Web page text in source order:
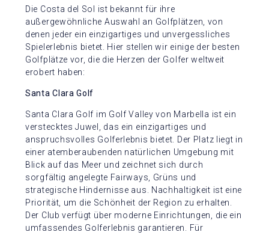
Die Costa del Sol ist bekannt für ihre
außergewöhnliche Auswahl an Golfplätzen, von
denen jeder ein einzigartiges und unvergessliches
Spielerlebnis bietet. Hier stellen wir einige der besten
Golfplätze vor, die die Herzen der Golfer weltweit
erobert haben:
Santa Clara Golf
Santa Clara Golf im Golf Valley von Marbella ist ein
verstecktes Juwel, das ein einzigartiges und
anspruchsvolles Golferlebnis bietet. Der Platz liegt in
einer atemberaubenden natürlichen Umgebung mit
Blick auf das Meer und zeichnet sich durch
sorgfältig angelegte Fairways, Grüns und
strategische Hindernisse aus. Nachhaltigkeit ist eine
Priorität, um die Schönheit der Region zu erhalten.
Der Club verfügt über moderne Einrichtungen, die ein
umfassendes Golferlebnis garantieren. Für